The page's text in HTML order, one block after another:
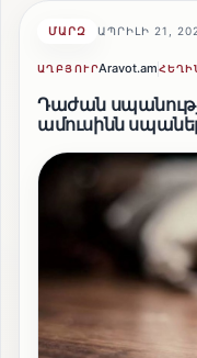
ՄԱՐԶ ԱՊՐԻԼԻ 21,
ԱՂԲՅՈՒՐAravot.am
Դաժան
ամուսինն սպանել